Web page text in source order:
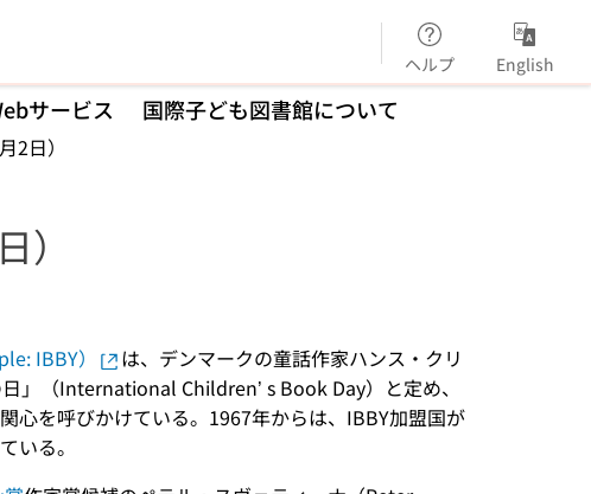
ヘルプ English
サービス 国際子ども図書館について
2日）
IBBY）
は、デンマークの童話作家ハンス・クリ
」（International Children’ s Book Day）と定め、
心を呼びかけている。1967年からは、IBBY加盟国が
いる。